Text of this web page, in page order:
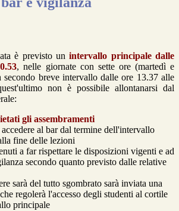
è previsto unintervallo principale dalle
, nelle giornate con sette ore (martedì e
breve intervallo dalle ore 13.37 alle
non è possibile allontanarsi dal
gli assembramenti
al bar dal termine dell'intervallo
fine delle lezioni
a far rispettare le disposizioni vigenti e ad
secondo quanto previsto dalle relative
sarà del tutto sgombrato sarà inviata una
regolerà l'accesso degli studenti al cortile
principale